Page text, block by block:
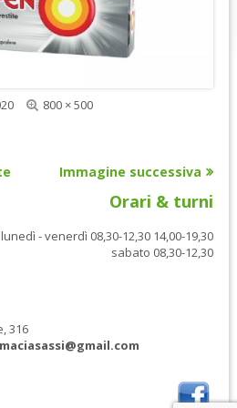
Dimensione
800 × 500
Immagine successiva
Orari & turni
lunedì - venerdì 08,30-12,30 14,00-19,30
sabato 08,30-12,30
316